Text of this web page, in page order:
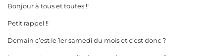
Bonjour à tous et toutes !!
Petit rappel !!
Demain c’est le 1er samedi du mois et c’est donc ?